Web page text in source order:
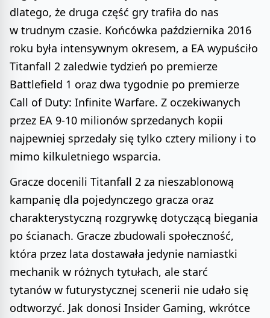
dlatego, że druga część gry trafiła do nas
w trudnym czasie. Końcówka października 2016
roku była intensywnym okresem, a EA wypuściło
Titanfall 2 zaledwie tydzień po premierze
Battlefield 1 oraz dwa tygodnie po premierze
Call of Duty: Infinite Warfare. Z oczekiwanych
przez EA 9-10 milionów sprzedanych kopii
najpewniej sprzedały się tylko cztery miliony i to
mimo kilkuletniego wsparcia.
Gracze docenili Titanfall 2 za nieszablonową
kampanię dla pojedynczego gracza oraz
charakterystyczną rozgrywkę dotyczącą biegania
po ścianach. Gracze zbudowali społeczność,
która przez lata dostawała jedynie namiastki
mechanik w różnych tytułach, ale starć
tytanów w futurystycznej scenerii nie udało się
odtworzyć. Jak donosi Insider Gaming, wkrótce